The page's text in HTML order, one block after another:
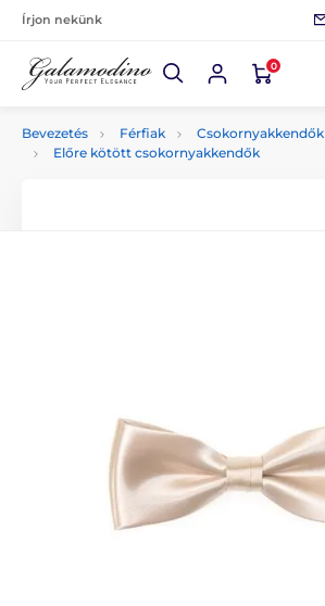
Írjon nekünk
0
Bevezetés Férfiak
Csokornyakkendők
Előre kötött csokornyakkendők